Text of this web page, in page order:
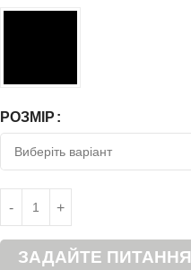
РОЗМІР
ЗАДАЙТЕ ПИТАННЯ